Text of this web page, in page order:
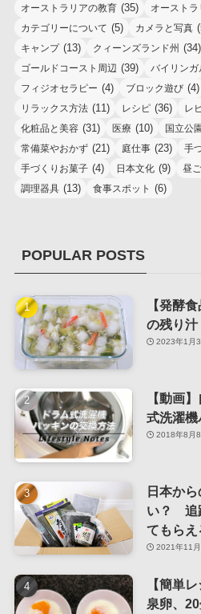
オーストラリアの教育 (35) オースト
カテゴリーについて (5) カメラと写真
キャンプ(13) クィーンズランド州 (34)
ゴールドコースト周辺 (39) バイリンガ
フィジオセラピー (4) ブロック遊び (4)
リラックス方法 (11) レシピ (36) レ
化粧品と美容 (31) 医療 (10) 国立公
常備菜やおかず (21) 庭仕事 (23) 手
手づくりお菓子 (4) 日本文化 (9) 昼
調理器具 (13) 食事スポット (6)
POPULAR POSTS
【発酵
の残り汁
2023年1月
【動画
式洗濯
2018年8月8
日本か
い？ 追
てもらえ
2021年11月
【簡単
泉卵、